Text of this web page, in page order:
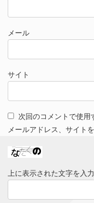
メール
サイト
次回のコメントで使用
メールアドレス、サイト
上に表示された文字を入